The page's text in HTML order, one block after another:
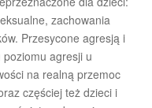
zachowania
Przesycone agresją i
agresji u
na realną przemoc
częściej też dzieci i